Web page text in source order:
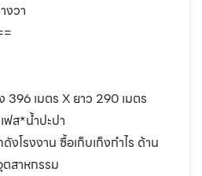
งวา
เมตร X ยาว 290 เมตร
ฟส*น้ำปะปา
งโรงงาน ซื้อเก็บเก็งกำไร ด้าน
สาหกรรม